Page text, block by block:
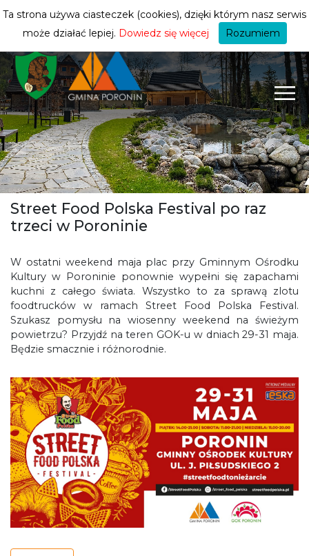
turysty
Street Food Polska Festival po raz
trzeci w Poroninie
W ostatni weekend maja plac przy Gminnym Ośrodku
Kultury w Poroninie ponownie wypełni się zapachami
kuchni z całego świata. Wszystko to za sprawą zlotu
foodtrucków w ramach Street Food Polska Festival.
Szukasz pomysłu na wiosenny weekend na świeżym
powietrzu? Przyjdź na teren GOK-u w dniach 29-31 maja.
Będzie smacznie i różnorodnie.
Ta strona używa ciasteczek (cookies), dzięki którym nasz serwis
może działać lepiej. Dowiedz się więcej Rozumiem